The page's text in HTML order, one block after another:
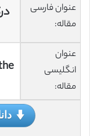
عنوان فارسی
مقاله:
عنوان
انگلیسی
مقاله: